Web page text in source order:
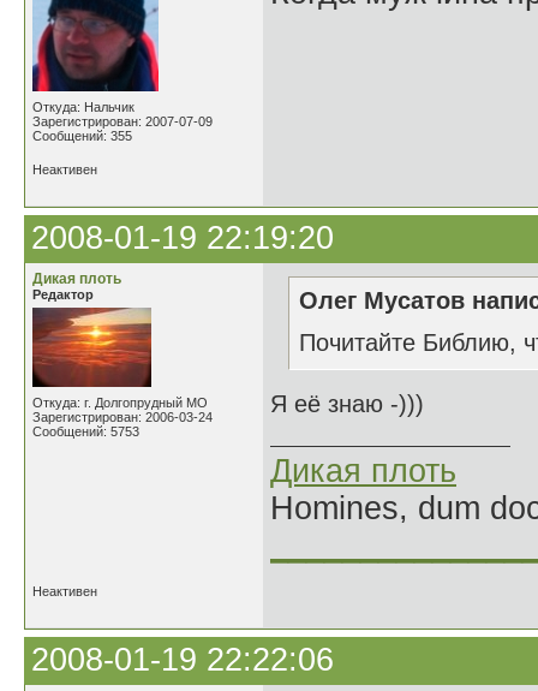
Откуда: Нальчик
Зарегистрирован: 2007-07-09
Сообщений: 355
Неактивен
2008-01-19 22:19:20
Дикая плоть
Редактор
Откуда: г. Долгопрудный МО
Зарегистрирован: 2006-03-24
Сообщений: 5753
Олег Мусатов
Почитайте Библию,
Я её знаю -)))
Дикая плоть
Homines, dum
Неактивен
2008-01-19 22:22:06